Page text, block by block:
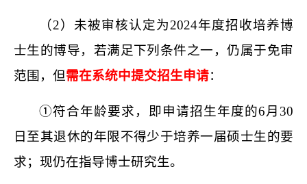
（2）未被审核认定为2024年度招收培养博
士生的博导，若满足下列条件之一，仍属于免审
范围，但需在系统中提交招生申请：
①符合年龄要求，即申请招生年度的6月30
日至其退休的年限不得少于培养一届硕士生的要
求；现仍在指导博士研究生。